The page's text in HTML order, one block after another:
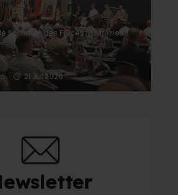
Sommet des Forces Maritimes
21 Jul 2026